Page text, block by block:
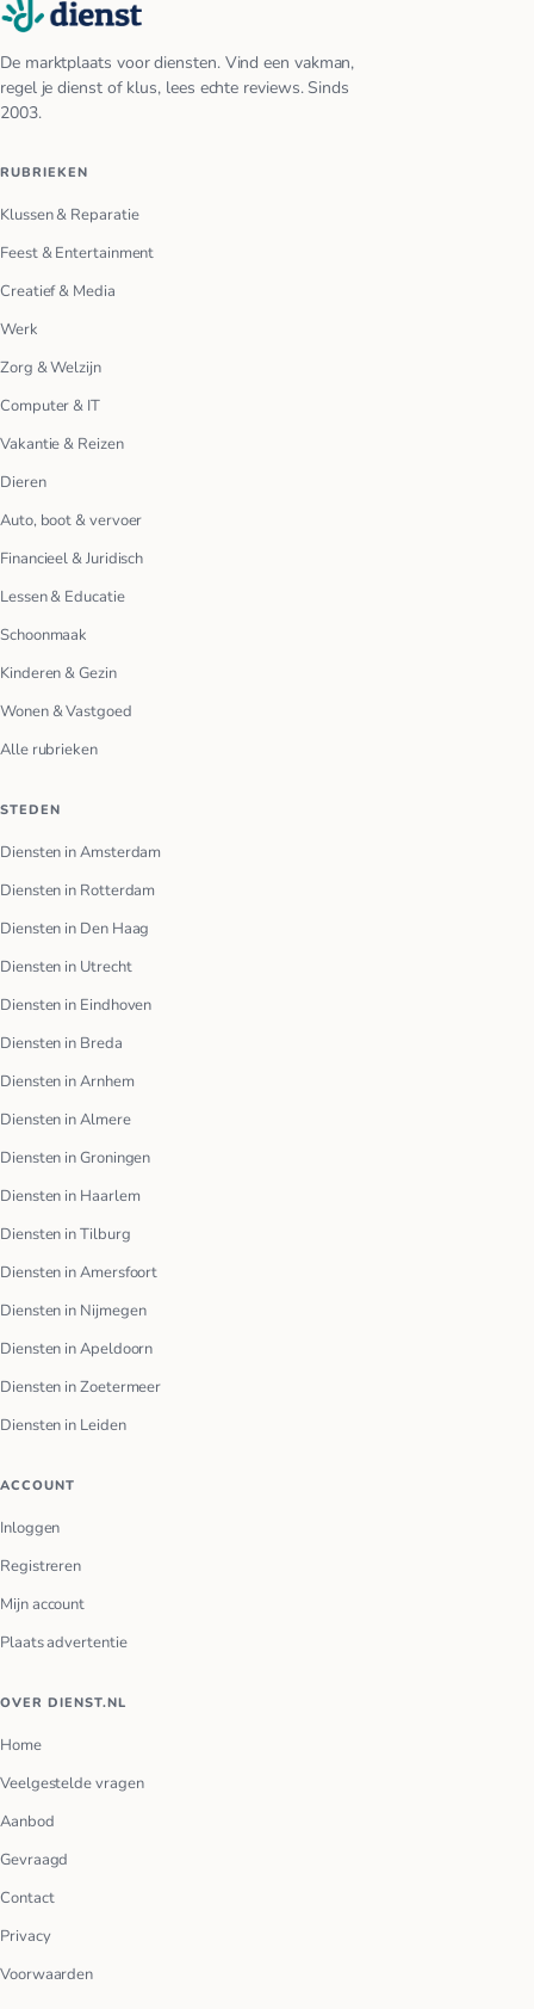
De marktplaats voor diensten. Vind een vakman,
regel je dienst of klus, lees echte reviews. Sinds
2003.
RUBRIEKEN
Klussen & Reparatie
Feest & Entertainment
Creatief & Media
Werk
Zorg & Welzijn
Computer & IT
Vakantie & Reizen
Dieren
Auto, boot & vervoer
Financieel & Juridisch
Lessen & Educatie
Schoonmaak
Kinderen & Gezin
Wonen & Vastgoed
Alle rubrieken
STEDEN
Diensten in Amsterdam
Diensten in Rotterdam
Diensten in Den Haag
Diensten in Utrecht
Diensten in Eindhoven
Diensten in Breda
Diensten in Arnhem
Diensten in Almere
Diensten in Groningen
Diensten in Haarlem
Diensten in Tilburg
Diensten in Amersfoort
Diensten in Nijmegen
Diensten in Apeldoorn
Diensten in Zoetermeer
Diensten in Leiden
ACCOUNT
Inloggen
Registreren
Mijn account
Plaats advertentie
OVER DIENST.NL
Home
Veelgestelde vragen
Aanbod
Gevraagd
Contact
Privacy
Voorwaarden